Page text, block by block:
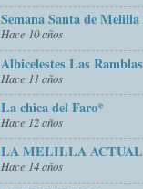
Semana Santa de Melilla
Hace 10 años
Albicelestes Las Ramblas
Hace 11 años
La chica del Faro*
Hace 12 años
LA MELILLA ACTUAL
Hace 14 años